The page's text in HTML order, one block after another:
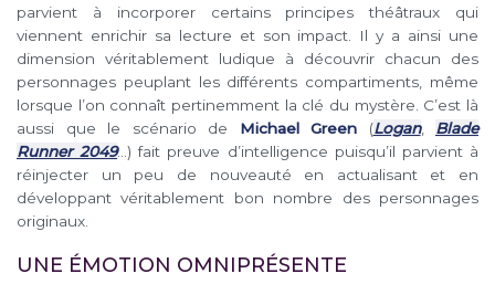
parvient à incorporer certains principes théâtraux qui
viennent enrichir sa lecture et son impact. Il y a ainsi une
dimension véritablement ludique à découvrir chacun des
personnages peuplant les différents compartiments, même
lorsque l’on connaît pertinemment la clé du mystère. C’est là
aussi que le scénario de Michael Green (Logan, Blade
Runner 2049…) fait preuve d’intelligence puisqu’il parvient à
réinjecter un peu de nouveauté en actualisant et en
développant véritablement bon nombre des personnages
originaux.
UNE ÉMOTION OMNIPRÉSENTE